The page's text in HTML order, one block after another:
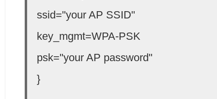
ssid="your AP SSID"
key_mgmt=WPA-PSK
psk="your AP password"
}